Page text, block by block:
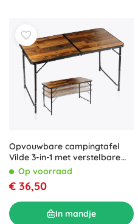
Opvouwbare campingtafel
Vilde 3-in-1 met verstelbare
hoogte 120 × 60 cm
Op voorraad
€ 36,50
In mandje